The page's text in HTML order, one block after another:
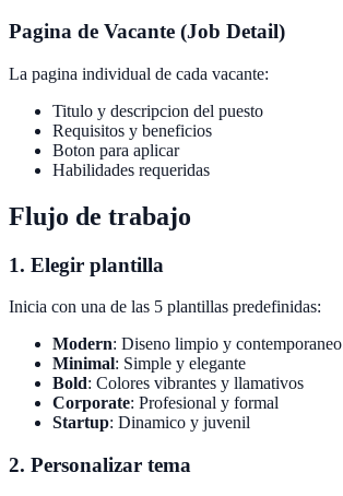
Pagina de Vacante (Job Detail)
La pagina individual de cada vacante:
Titulo y descripcion del puesto
Requisitos y beneficios
Boton para aplicar
Habilidades requeridas
Flujo de trabajo
1. Elegir plantilla
Inicia con una de las 5 plantillas predefinidas:
Modern: Diseno limpio y contemporaneo
Minimal: Simple y elegante
Bold: Colores vibrantes y llamativos
Corporate: Profesional y formal
Startup: Dinamico y juvenil
2. Personalizar tema